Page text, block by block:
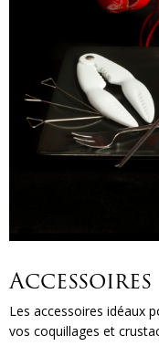
Accessoires
Les accessoires idéaux
vos coquillages et